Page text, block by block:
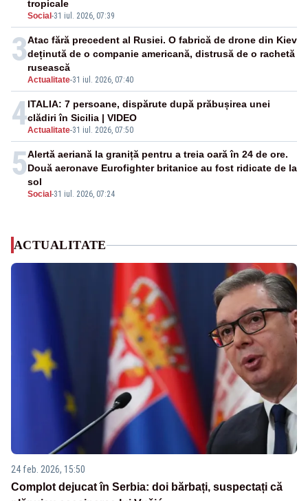
Social -31 iul. 2026, 07:39
tropicale
3
Actualitate-31 iul. 2026, 07:40
Atac fără precedent al Rusiei. O fabrică de drone din Kiev
deținută de o companie americană, distrusă de o rachetă
rusească
4Actualitate-31 iul. 2026, 07:50
ITALIA: 7 persoane, dispărute după prăbușirea unei
clădiri în Sicilia | VIDEO
5
Social -31 iul. 2026, 07:24
Alertă aeriană la graniță pentru a treia oară în 24 de ore.
Două aeronave Eurofighter britanice au fost ridicate de la
sol
ACTUALITATE
24 feb. 2026, 15:50
Complot dejucat în Serbia: doi bărbați, suspectați că